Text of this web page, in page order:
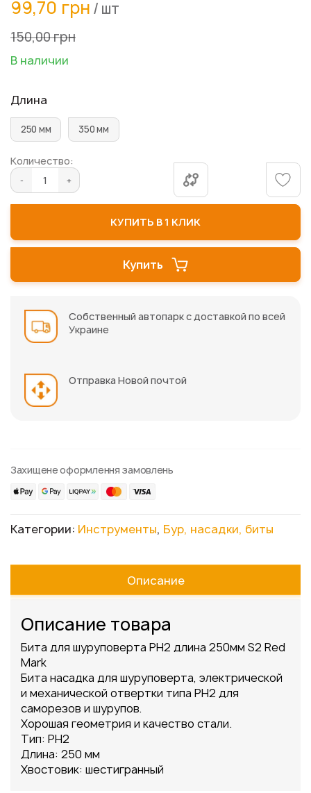
к
галереи
изображений
99,70 грн / шт
150,00 грн
В наличии
Длина
250 мм 350 мм
Количество:
Купить
КУПИТЬ В 1 КЛИК
Собственный автопарк с доставкой по всей
Украине
Отправка Новой почтой
Захищене оформлення замовлень
Категории: Инструменты, Бур, насадки, биты
Описание
Описание товара
Бита для шуруповерта PH2 длина 250мм S2 Red
Mark
Бита насадка для шуруповерта, электрической
и механической отвертки типа PH2 для
саморезов и шурупов.
Хорошая геометрия и качество стали.
Тип: PH2
Длина: 250 мм
Хвостовик: шестигранный